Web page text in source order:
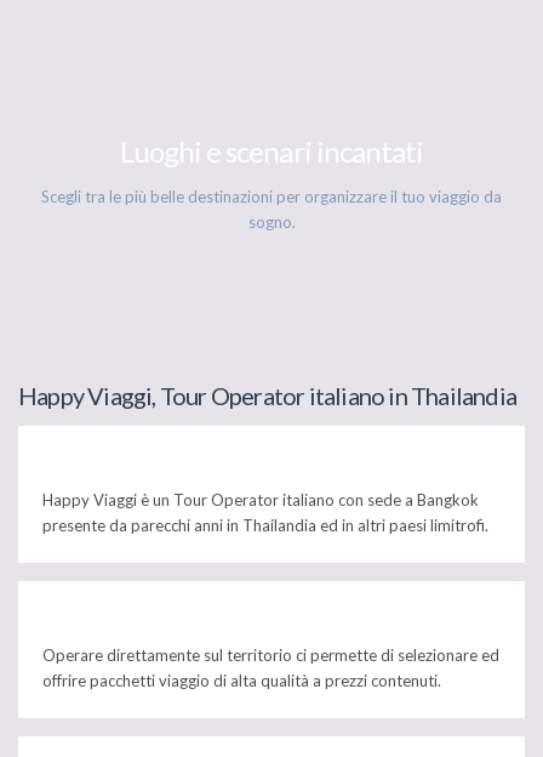
Luoghi e scenari incantati
Scegli tra le più belle destinazioni per organizzare il tuo viaggio da
sogno.
Happy Viaggi, Tour Operator italiano in Thailandia
Happy Viaggi è un Tour Operator italiano con sede a Bangkok
presente da parecchi anni in Thailandia ed in altri paesi limitrofi.
Operare direttamente sul territorio ci permette di selezionare ed
offrire pacchetti viaggio di alta qualità a prezzi contenuti.